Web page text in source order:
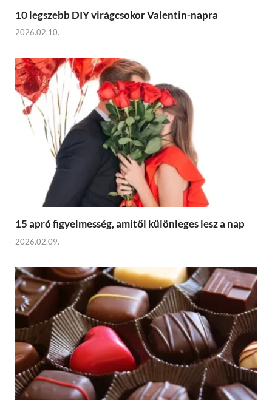
10 legszebb DIY virágcsokor Valentin-napra
2026.02.10.
15 apró figyelmesség, amitől különleges lesz a nap
2026.02.09.